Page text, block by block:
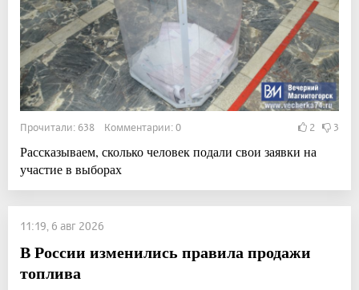
Прочитали: 638 Комментарии: 0 2 3
Рассказываем, сколько человек подали свои заявки на
участие в выборах
11:19, 6 авг 2026
В России изменились правила продажи
топлива